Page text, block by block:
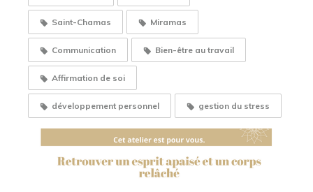
Saint-Chamas Miramas
Communication Bien-être au travail
Affirmation de soi
développement personnel gestion du stress